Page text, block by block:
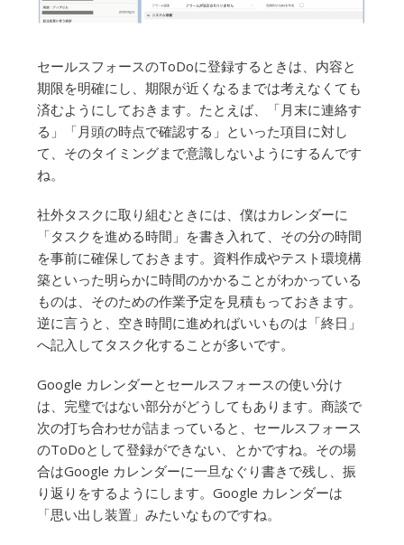
セールスフォースのToDoに登録するときは、内容と
期限を明確にし、期限が近くなるまでは考えなくても
済むようにしておきます。たとえば、「月末に連絡す
る」「月頭の時点で確認する」といった項目に対し
て、そのタイミングまで意識しないようにするんです
ね。
社外タスクに取り組むときには、僕はカレンダーに
「タスクを進める時間」を書き入れて、その分の時間
を事前に確保しておきます。資料作成やテスト環境構
築といった明らかに時間のかかることがわかっている
ものは、そのための作業予定を見積もっておきます。
逆に言うと、空き時間に進めればいいものは「終日」
へ記入してタスク化することが多いです。
Google カレンダーとセールスフォースの使い分け
は、完璧ではない部分がどうしてもあります。商談で
次の打ち合わせが詰まっていると、セールスフォース
のToDoとして登録ができない、とかですね。その場
合はGoogle カレンダーに一旦なぐり書きで残し、振
り返りをするようにします。Google カレンダーは
「思い出し装置」みたいなものですね。